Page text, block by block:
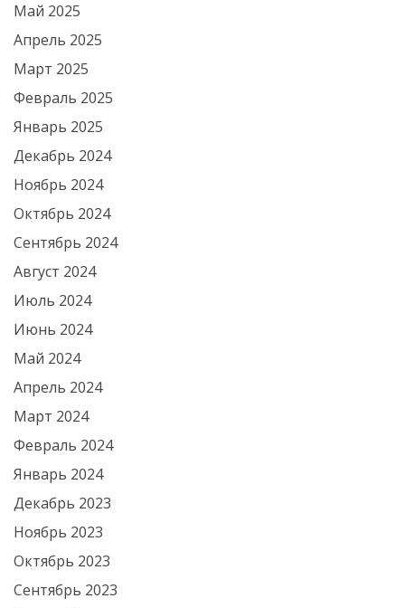
Май 2025
Апрель 2025
Март 2025
Февраль 2025
Январь 2025
Декабрь 2024
Ноябрь 2024
Октябрь 2024
Сентябрь 2024
Август 2024
Июль 2024
Июнь 2024
Май 2024
Апрель 2024
Март 2024
Февраль 2024
Январь 2024
Декабрь 2023
Ноябрь 2023
Октябрь 2023
Сентябрь 2023